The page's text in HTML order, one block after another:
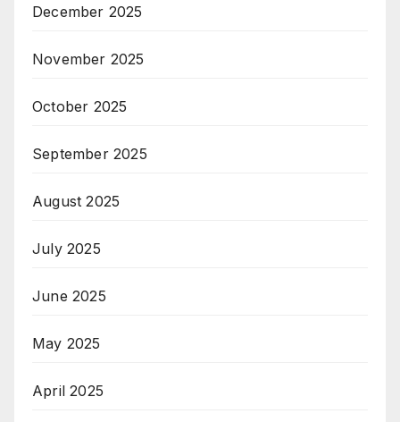
December 2025
November 2025
October 2025
September 2025
August 2025
July 2025
June 2025
May 2025
April 2025